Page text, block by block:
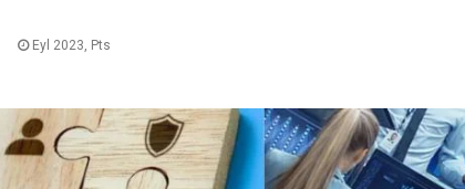
Eyl 2023, Pts